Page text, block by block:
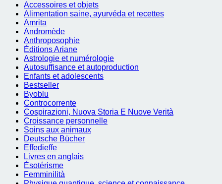
Accessoires et objets
Alimentation saine, ayurvéda et recettes
Amrita
Andromède
Anthroposophie
Éditions Ariane
Astrologie et numérologie
Autosuffisance et autoproduction
Enfants et adolescents
Bestseller
Byoblu
Controcorrente
Cospirazioni, Nuova Storia E Nuove Verità
Croissance personnelle
Soins aux animaux
Deutsche Bücher
Effedieffe
Livres en anglais
Ésotérisme
Femminilità